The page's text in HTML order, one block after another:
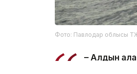
Фото: Павлодар облысы
– Алдын